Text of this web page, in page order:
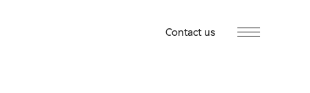
Contact us